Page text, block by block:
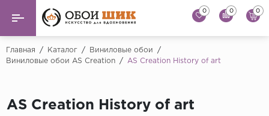
Назад
Andrea Rossi
Флизелиновые обои
0 0 0
Главная / Каталог / Виниловые обои
/
Виниловые обои AS Creation
/ AS Creation History of art
AS Creation History of art